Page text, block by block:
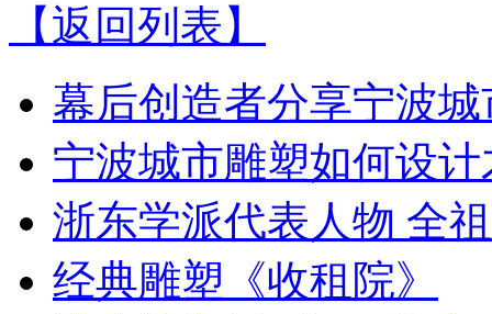
【返回列表】
幕后创造者分享宁波
宁波城市雕塑如何设
浙东学派代表人物 全
经典雕塑《收租院》